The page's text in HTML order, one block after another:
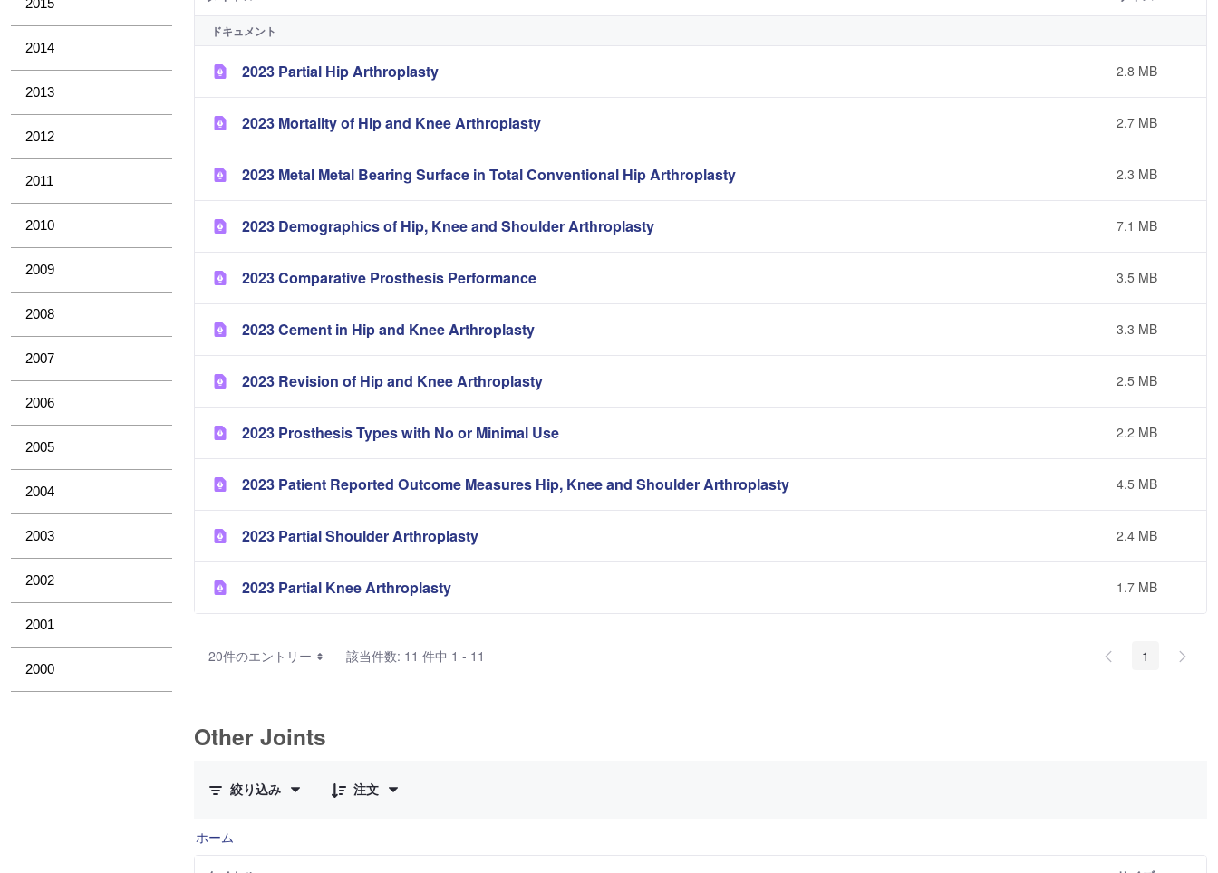
2015
2014
2013
2012
2011
2010
2009
2008
2007
2006
2005
2004
2003
2002
2001
2000
ドキュメント
2023 Partial Hip Arthroplasty 2.8 MB
2023 Mortality of Hip and Knee Arthroplasty 2.7 MB
2023 Metal Metal Bearing Surface in Total Conventional Hip Arthroplasty 2.3 MB
2023 Demographics of Hip, Knee and Shoulder Arthroplasty 7.1 MB
2023 Comparative Prosthesis Performance 3.5 MB
2023 Cement in Hip and Knee Arthroplasty 3.3 MB
2023 Revision of Hip and Knee Arthroplasty 2.5 MB
2023 Prosthesis Types with No or Minimal Use 2.2 MB
2023 Patient Reported Outcome Measures Hip, Knee and Shoulder Arthroplasty 4.5 MB
2023 Partial Shoulder Arthroplasty 2.4 MB
2023 Partial Knee Arthroplasty 1.7 MB
20件のエントリー 該当件数: 11 件中 1 - 11 1
Other Joints
絞り込み
注文
ホーム